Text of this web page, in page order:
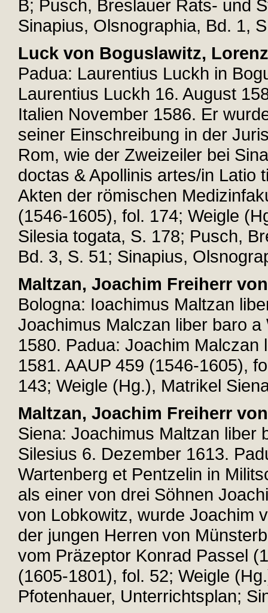
B; Pusch, Breslauer Rats- und
Sinapius, Olsnographia, Bd. 1,
Luck von Boguslawitz, Lorenz
Padua: Laurentius Luckh in
Laurentius Luckh 16. August
Italien November 1586. Er
seiner Einschreibung in der
Rom, wie der Zweizeiler bei
doctas & Apollinis artes/in Latio
Akten der römischen
(1546-1605), fol. 174; Weigle
Silesia togata, S. 178; Pusch,
Bd. 3, S. 51; Sinapius,
Maltzan, Joachim Freiherr von
Bologna: Ioachimus Maltzan
Joachimus Malczan liber baro
1580. Padua: Joachim
1581. AAUP 459 (1546-1605),
143; Weigle (Hg.), Matrikel
Maltzan, Joachim Freiherr von
Siena: Joachimus Maltzan liber
Silesius 6. Dezember 1613.
Wartenberg et Pentzelin in
als einer von drei Söhnen
von Lobkowitz, wurde Joachim
der jungen Herren von
vom Präzeptor Konrad Passel
(1605-1801), fol. 52; Weigle
Pfotenhauer, Unterrichtsplan;